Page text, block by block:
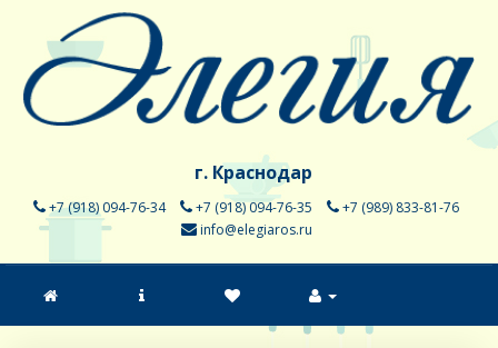
г. Краснодар
+7 (918) 094-76-34 +7 (918) 094-76-35
+7 (989) 833-81-76
info@elegiaros.ru